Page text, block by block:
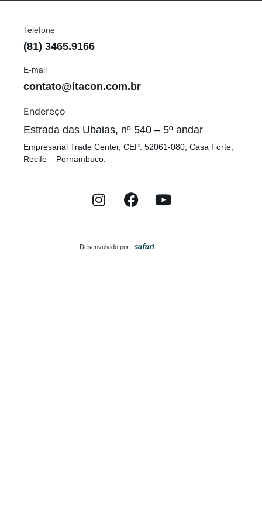
Telefone
(81) 3465.9166
E-mail
contato@itacon.com.br
Endereço
Estrada das Ubaias, nº 540 – 5º andar
Empresarial Trade Center, CEP: 52061-080, Casa Forte,
Recife – Pernambuco.
Desenvolvido por: